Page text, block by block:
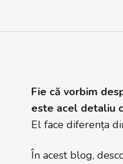
Fie că vorbim
este acel detaliu
El face diferența
În acest blog,